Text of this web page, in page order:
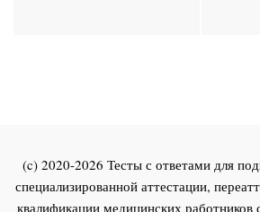
(c) 2020-2026 Тесты с ответами для
специализированной аттестации,
квалификации медицинских работников